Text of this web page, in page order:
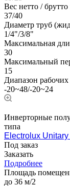
Вес нетто /
37/40
Диаметр труб
1/4"/3/8"
Максимальная
30
Максимальный
15
Диапазон
-20~48/-20~24
Инверторные
типа
Electrolux
Под заказ
Заказать
Подробнее
Площадь
до 36 м/2